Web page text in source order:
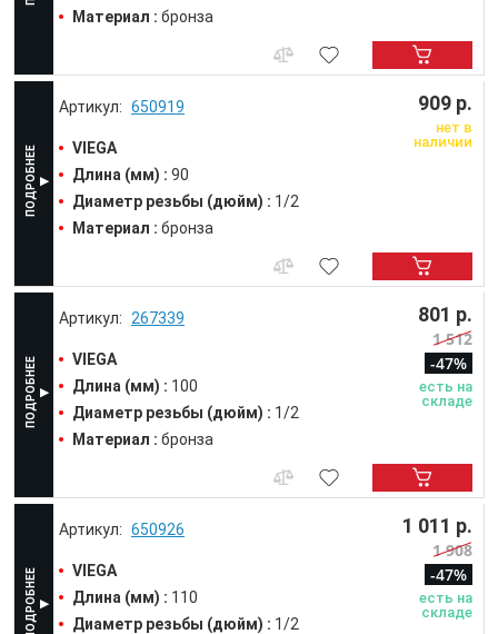
Материал : бронза
650919
VIEGA
Длина (мм) : 90
Диаметр резьбы (дюйм) : 1/2
Материал : бронза
909 р.
нет в
наличии
267339
VIEGA
Длина (мм) : 100
Диаметр резьбы (дюйм) : 1/2
Материал : бронза
801 р.
1 512
-47%
есть на
складе
650926
VIEGA
Длина (мм) : 110
Диаметр резьбы (дюйм) : 1/2
1 011 р.
1 908
-47%
есть на
складе